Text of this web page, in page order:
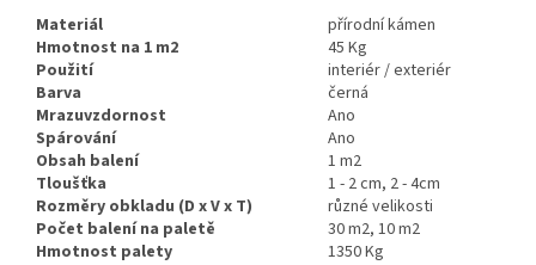
Materiál
přírodní kámen
Hmotnost na 1 m2
45 Kg
Použití
interiér / exteriér
Barva
černá
Mrazuvzdornost
Ano
Spárování
Ano
Obsah balení
1 m2
Tloušťka
1 - 2 cm, 2 - 4cm
Rozměry obkladu (D x V x T)
různé velikosti
Počet balení na paletě
30 m2, 10 m2
Hmotnost palety
1350 Kg